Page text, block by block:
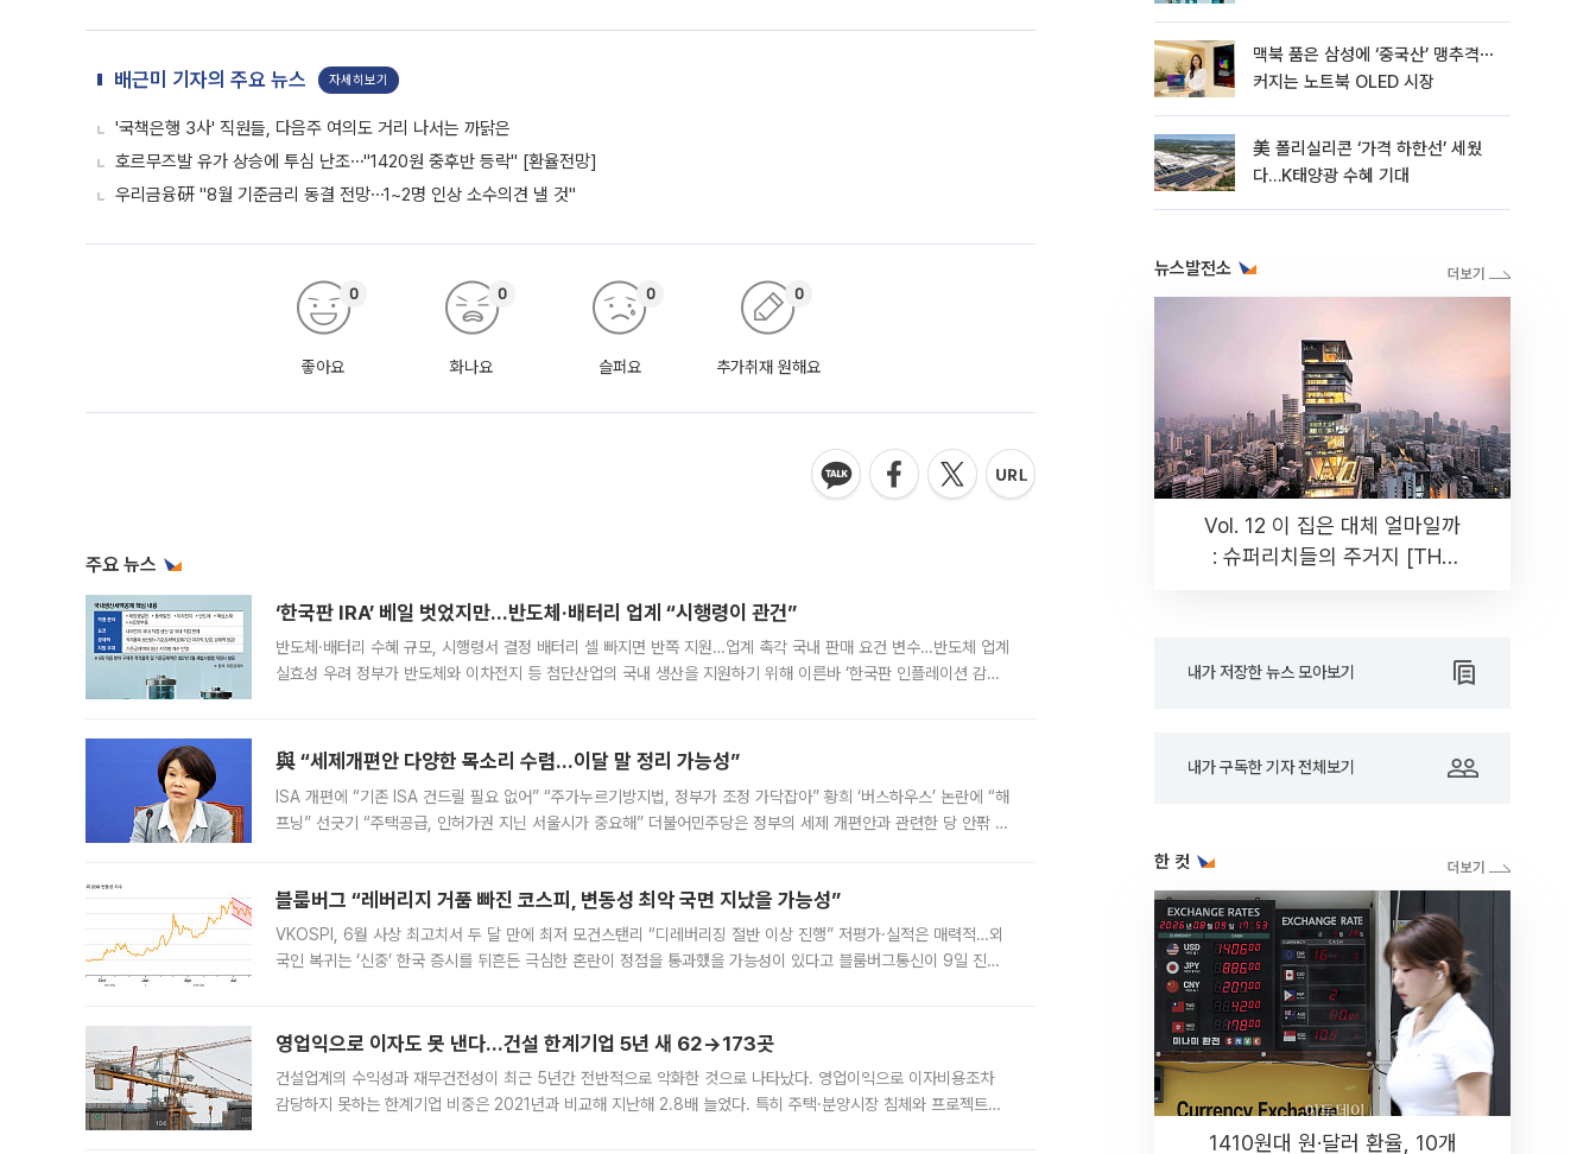
배근미 기자의 주요 뉴스 자세히보기
'국책은행 3사' 직원들, 다음주 여의도 거리 나서는 까닭은
호르무즈발 유가 상승에 투심 난조⋯"1420원 중후반 등락" [환율전망]
우리금융硏 "8월 기준금리 동결 전망⋯1~2명 인상 소수의견 낼 것"
좋아요
0
화나요
0
슬퍼요
0
추가취재 원해요
0
주요 뉴스
‘한국판 IRA’ 베일 벗었지만…반도체·배터리 업계 “시행령이 관건”
반도체·배터리 수혜 규모, 시행령서 결정 배터리 셀 빠지면 반쪽 지원…업계 촉각 국내 판매 요건 변수…반도체 업계
실효성 우려 정부가 반도체와 이차전지 등 첨단산업의 국내 생산을 지원하기 위해 이른바 ‘한국판 인플레이션 감축
與 “세제개편안 다양한 목소리 수렴…이달 말 정리 가능성”
ISA 개편에 “기존 ISA 건드릴 필요 없어” “주가누르기방지법, 정부가 조정 가닥잡아” 황희 ‘버스하우스’ 논란에 “해
프닝” 선긋기 “주택공급, 인허가권 지닌 서울시가 중요해” 더불어민주당은 정부의 세제 개편안과 관련한 당 안팎 의
블룸버그 “레버리지 거품 빠진 코스피, 변동성 최악 국면 지났을 가능성”
VKOSPI, 6월 사상 최고치서 두 달 만에 최저 모건스탠리 “디레버리징 절반 이상 진행” 저평가·실적은 매력적…외
국인 복귀는 ‘신중’ 한국 증시를 뒤흔든 극심한 혼란이 정점을 통과했을 가능성이 있다고 블룸버그통신이 9일 진단
영업익으로 이자도 못 낸다…건설 한계기업 5년 새 62→173곳
건설업계의 수익성과 재무건전성이 최근 5년간 전반적으로 악화한 것으로 나타났다. 영업이익으로 이자비용조차
감당하지 못하는 한계기업 비중은 2021년과 비교해 지난해 2.8배 늘었다. 특히 주택·분양시장 침체와 프로젝트파
맥북 품은 삼성에 ‘중국산’ 맹추격⋯
커지는 노트북 OLED 시장
美 폴리실리콘 ‘가격 하한선’ 세웠
다…K태양광 수혜 기대
뉴스발전소
Vol. 12 이 집은 대체 얼마일까
: 슈퍼리치들의 주거지 [THE
내가 저장한 뉴스 모아보기
내가 구독한 기자 전체보기
한 컷
1410원대 원·달러 환율, 10개